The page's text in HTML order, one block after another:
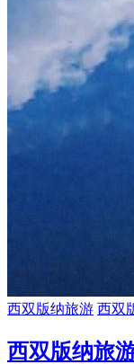
西双版纳旅游 西双
西双版纳旅